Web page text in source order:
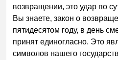
возвращении, это удар по
Вы знаете, закон о
пятидесятом году, в день
принят единогласно. Это
символов нашего